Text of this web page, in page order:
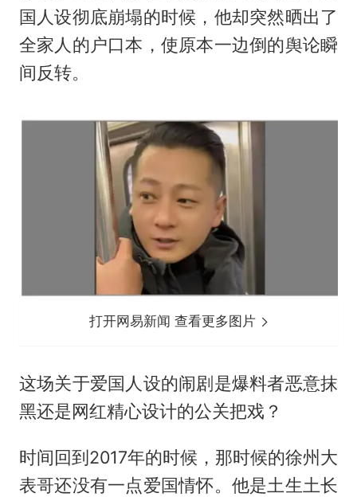
国人设彻底崩塌的时候，他却突然晒出了
全家人的户口本，使原本一边倒的舆论瞬
间反转。
打开网易新闻 查看更多图片
这场关于爱国人设的闹剧是爆料者恶意抹
黑还是网红精心设计的公关把戏？
时间回到2017年的时候，那时候的徐州大
表哥还没有一点爱国情怀。他是土生土长